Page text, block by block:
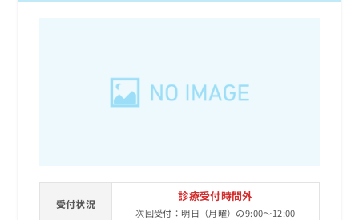
受付状況
診療受付時間外
次回受付：明日（月曜）の9:00～12:00